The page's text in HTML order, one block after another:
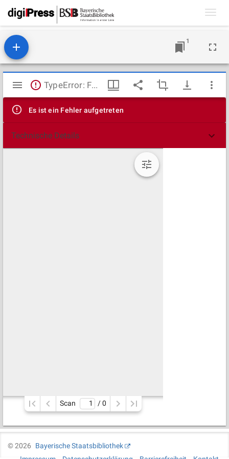
1
Mirador
Viewer
TypeError: Failed to fetch
Es ist ein Fehler aufgetreten
Technische Details
Scan / 0
©2026
Bayerische Staatsbibliothek